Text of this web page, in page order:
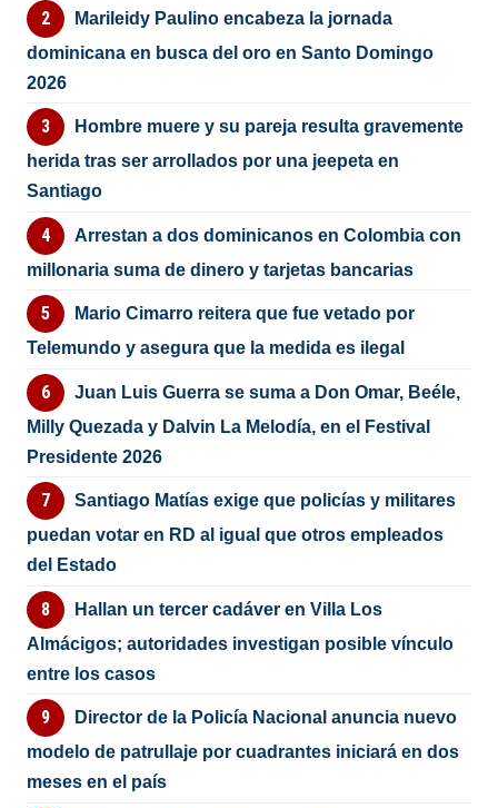
Marileidy Paulino encabeza la jornada
dominicana en busca del oro en Santo Domingo
2026
Hombre muere y su pareja resulta gravemente
herida tras ser arrollados por una jeepeta en
Santiago
Arrestan a dos dominicanos en Colombia con
millonaria suma de dinero y tarjetas bancarias
Mario Cimarro reitera que fue vetado por
Telemundo y asegura que la medida es ilegal
Juan Luis Guerra se suma a Don Omar, Beéle,
Milly Quezada y Dalvin La Melodía, en el Festival
Presidente 2026
Santiago Matías exige que policías y militares
puedan votar en RD al igual que otros empleados
del Estado
Hallan un tercer cadáver en Villa Los
Almácigos; autoridades investigan posible vínculo
entre los casos
Director de la Policía Nacional anuncia nuevo
modelo de patrullaje por cuadrantes iniciará en dos
meses en el país